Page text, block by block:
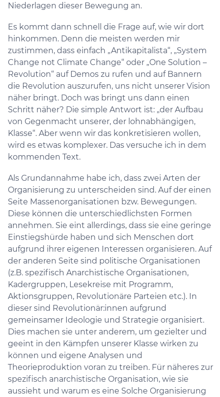
Niederlagen dieser Bewegung an.
Es kommt dann schnell die Frage auf, wie wir dort
hinkommen. Denn die meisten werden mir
zustimmen, dass einfach „Antikapitalista“, „System
Change not Climate Change“ oder „One Solution –
Revolution“ auf Demos zu rufen und auf Bannern
die Revolution auszurufen, uns nicht unserer Vision
näher bringt. Doch was bringt uns dann einen
Schritt näher? Die simple Antwort ist: „der Aufbau
von Gegenmacht unserer, der lohnabhängigen,
Klasse“. Aber wenn wir das konkretisieren wollen,
wird es etwas komplexer. Das versuche ich in dem
kommenden Text.
Als Grundannahme habe ich, dass zwei Arten der
Organisierung zu unterscheiden sind. Auf der einen
Seite Massenorganisationen bzw. Bewegungen.
Diese können die unterschiedlichsten Formen
annehmen. Sie eint allerdings, dass sie eine geringe
Einstiegshürde haben und sich Menschen dort
aufgrund ihrer eigenen Interessen organisieren. Auf
der anderen Seite sind politische Organisationen
(z.B. spezifisch Anarchistische Organisationen,
Kadergruppen, Lesekreise mit Programm,
Aktionsgruppen, Revolutionäre Parteien etc.). In
dieser sind Revolutionär:innen aufgrund
gemeinsamer Ideologie und Strategie organisiert.
Dies machen sie unter anderem, um gezielter und
geeint in den Kämpfen unserer Klasse wirken zu
können und eigene Analysen und
Theorieproduktion voran zu treiben. Für näheres zur
spezifisch anarchistische Organisation, wie sie
aussieht und warum es eine Solche Organisierung